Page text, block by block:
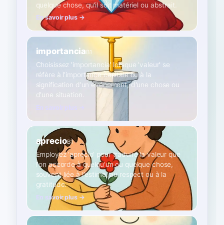
quelque chose, qu'il soit matériel ou abstrait.
En savoir plus →
importanciaB1
Choisissez 'importancia' lorsque 'valeur' se
réfère à l'importance capitale ou à la
signification d'un événement, d'une chose ou
d'une situation.
En savoir plus →
aprecioB1
Employez 'aprecio' pour traduire la valeur que
l'on accorde à quelqu'un ou quelque chose,
souvent liée à l'estime, au respect ou à la
gratitude.
En savoir plus →